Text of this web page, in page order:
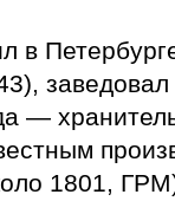
в
—
1801,